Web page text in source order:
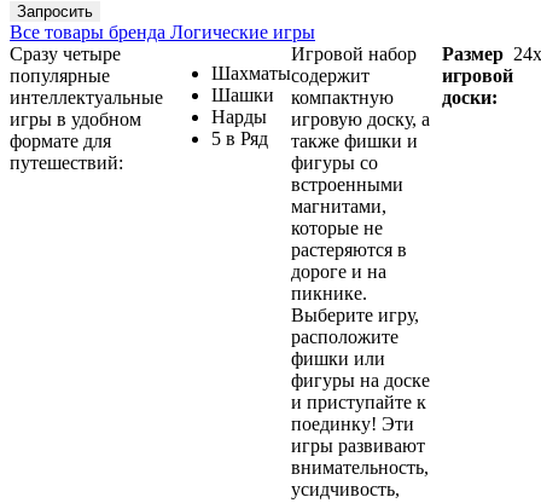
Запросить
Все товары бренда Логические игры
Сразу четыре
популярные
интеллектуальные
игры в удобном
формате для
путешествий:
Шахматы
Шашки
Нарды
5 в Ряд
Игровой набор
содержит
компактную
игровую доску, а
также фишки и
фигуры со
встроенными
магнитами,
которые не
растеряются в
дороге и на
пикнике.
Выберите игру,
расположите
фишки или
фигуры на доске
и приступайте к
поединку! Эти
игры развивают
внимательность,
усидчивость,
Размер
игровой
доски: